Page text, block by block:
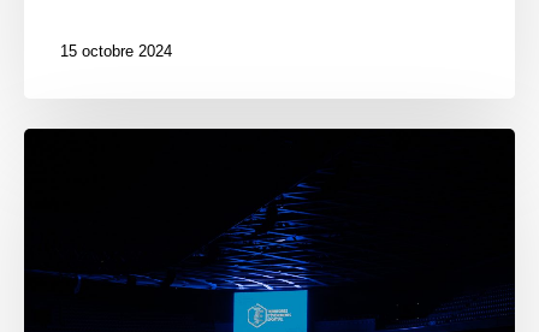
15 octobre 2024